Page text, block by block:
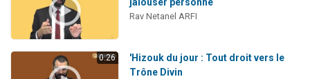
Rav Netanel ARFI
0:26
'Hizouk du jour : Tout droit vers le
Trône Divin